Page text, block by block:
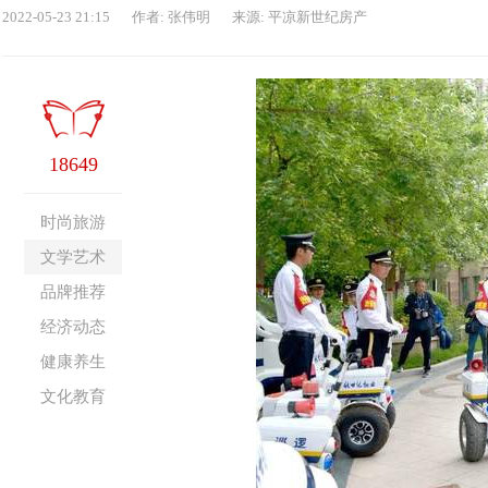
2022-05-23 21:15 作者: 张伟明 来源: 平凉新世纪房产
18649
时尚旅游
文学艺术
品牌推荐
经济动态
健康养生
文化教育